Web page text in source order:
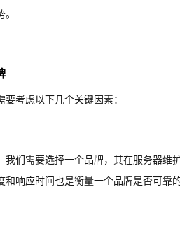
考虑以下几个关键因素：
我们需要选择一个品牌，其在服务器
响应时间也是衡量一个品牌是否可靠的